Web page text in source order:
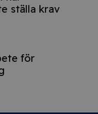
ställa krav
för